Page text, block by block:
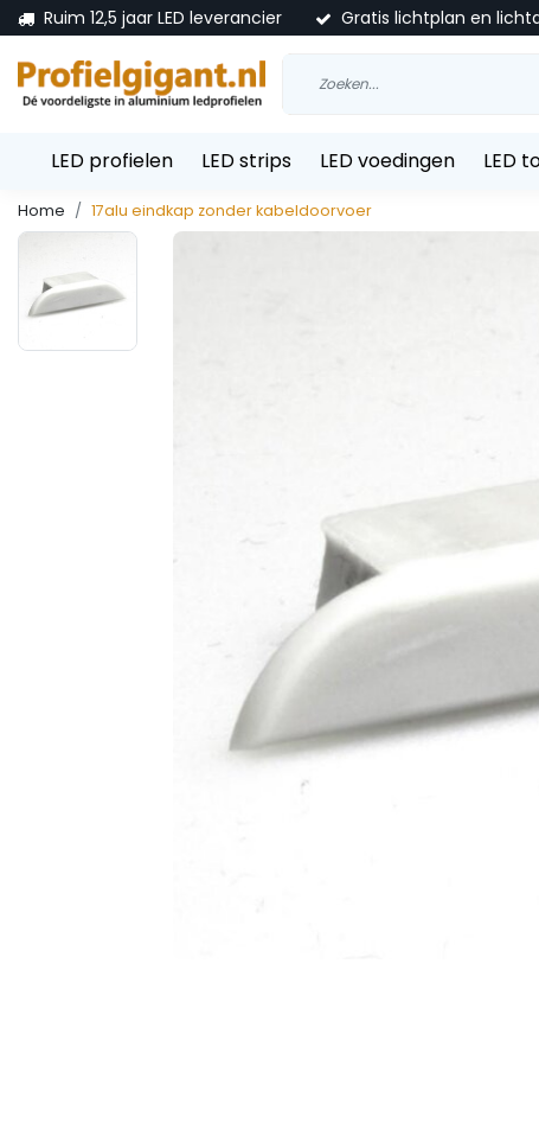
Ruim 12,5 jaar LED leverancier Gratis lichtplan en
LED profielen LED strips LED voedingen LED
Home 17alu eindkap zonder kabeldoorvoer